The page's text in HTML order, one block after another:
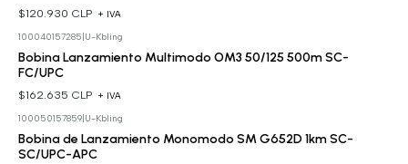
$120.930 CLP + IVA
100040157285 U-Kbling
Bobina Lanzamiento Multimodo OM3 50/125 500m SC-
FC/UPC
$162.635 CLP + IVA
100050157859| U-Kbling
Bobina de Lanzamiento Monomodo SM G652D 1km SC-
SC/UPC-APC